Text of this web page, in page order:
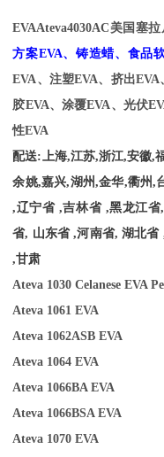
EVAAteva4030AC美国塞拉
方案EVA、铸造蜡、食品
EVA、注塑EVA、挤出
胶EVA、涂覆EVA、光伏
性EVA
配送: 上海,江苏,浙江,安徽,
余姚,嘉兴,湖州,金华,衢州,
,辽宁省 ,吉林省 ,黑龙江省,
省, 山东省 ,河南省, 湖北省
,甘肃
Ateva 1030 Celanese EVA
Ateva 1061 EVA
Ateva 1062ASB EVA
Ateva 1064 EVA
Ateva 1066BA EVA
Ateva 1066BSA EVA
Ateva 1070 EVA